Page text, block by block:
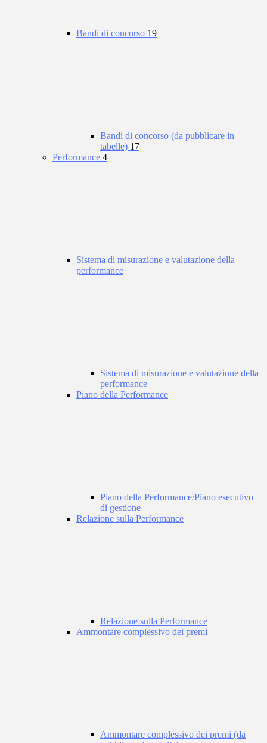
Bandi di concorso 19
Bandi di concorso (da pubblicare in
tabelle) 17
Performance 4
Sistema di misurazione e valutazione della
performance
Sistema di misurazione e valutazione della
performance
Piano della Performance
Piano della Performance/Piano esecutivo
di gestione
Relazione sulla Performance
Relazione sulla Performance
Ammontare complessivo dei premi
Ammontare complessivo dei premi (da